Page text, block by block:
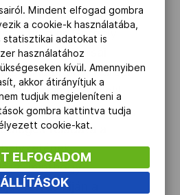
többek között a
István és Gergely
hírű edző, Karsai
kapitány, Harczi
valamint Zwickl
Lajtai elmondta,
feladata a
minthogy
forrás híján a
Mindent elfogad gombra
a cookie-k használatába,
statisztikai adatokat is
használatához
kívül. Amennyiben
akkor átirányítjuk a
tudjuk megjeleníteni a
gombra kattintva tudja
cookie-kat.
ELFOGADOM